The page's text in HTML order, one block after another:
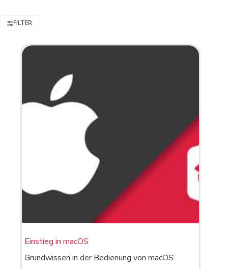
FILTER
Einstieg in macOS
Grundwissen in der Bedienung von macOS.